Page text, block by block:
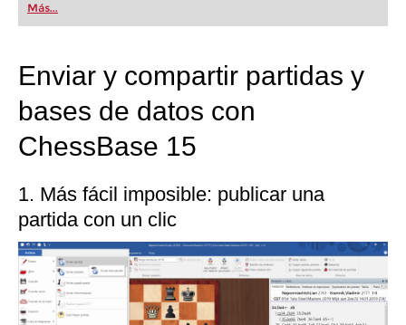
Más...
Enviar y compartir partidas y
bases de datos con
ChessBase 15
1. Más fácil imposible: publicar una
partida con un clic